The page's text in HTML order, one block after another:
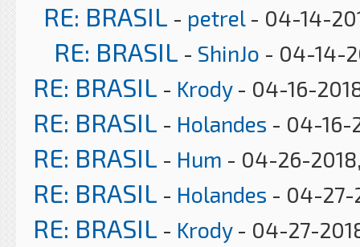
RE: BRASIL - petrel - 04-14-
RE: BRASIL - ShinJo - 04-14-
RE: BRASIL - Krody- 04-16-
RE: BRASIL - Holandes - 04-16-
RE: BRASIL - Hum - 04-26-
RE: BRASIL - Holandes - 04-27-
RE: BRASIL - Krody- 04-27-